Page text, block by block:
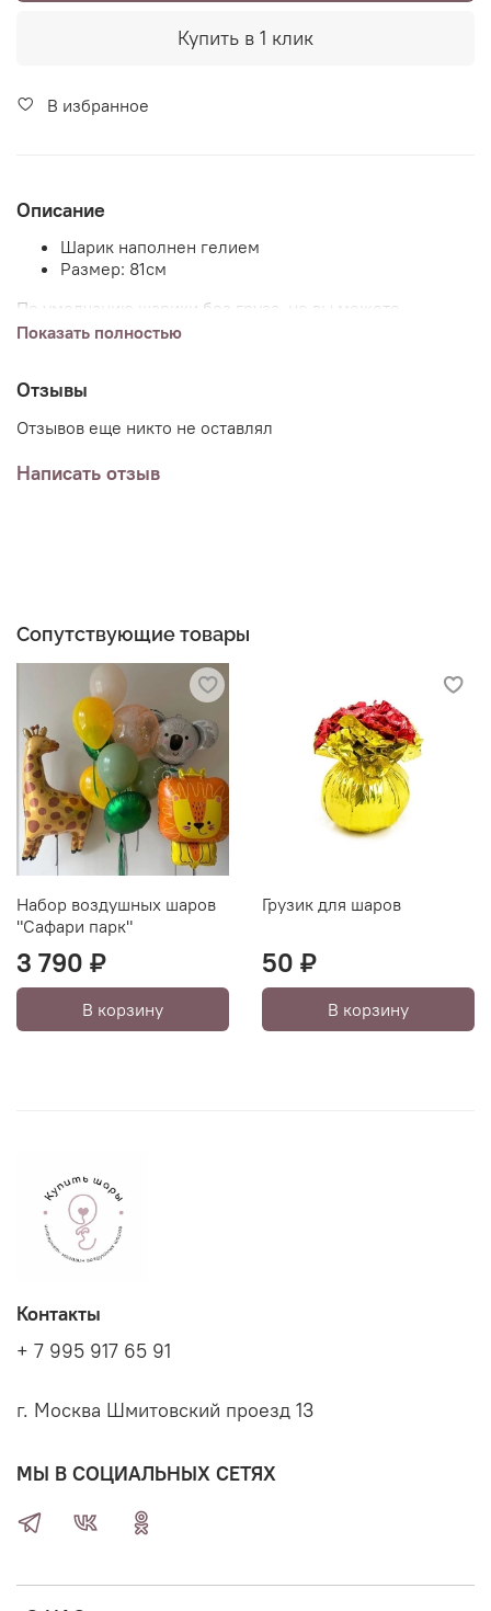
Купить в 1 клик
В избранное
Описание
Шарик наполнен гелием
Размер: 81см
По умолчанию шарики без груза, но вы можете
добавить груз (или несколько) к заказу указав в
Показать полностью
Отзывы
Отзывов еще никто не оставлял
Написать отзыв
Сопутствующие товары
Набор воздушных шаров
"Сафари парк"
3 790 ₽
В корзину
Грузик для шаров
50 ₽
В корзину
Контакты
+ 7 995 917 65 91
г. Москва Шмитовский проезд 13
МЫ В СОЦИАЛЬНЫХ СЕТЯХ